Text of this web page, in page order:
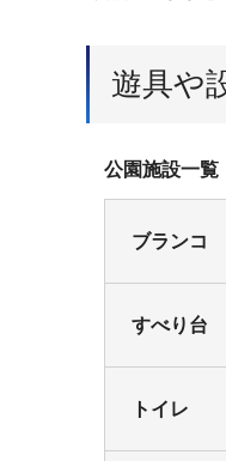
遊具や
公園施設一覧
ブランコ
すべり台
トイレ